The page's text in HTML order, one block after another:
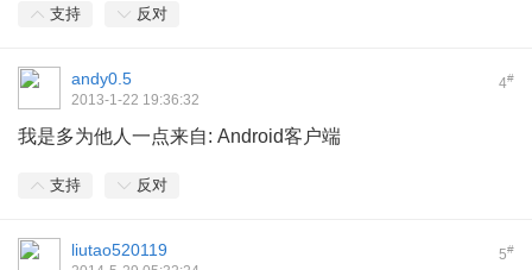
支持 反对
4#
andy0.5
2013-1-22 19:36:32
我是多为他人一点来自: Android客户端
支持 反对
5#
liutao520119